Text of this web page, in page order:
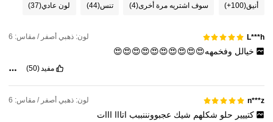
أنيق(100+) سوف اشتريه مرة أخرى(4) تنس(44) لون عادي(37)
L***h لون: ذهبي أصفر / مقاس: 6
خيالل وفخمهه😍😍😍😍😍😍😍😍😍😍
مفيد(50)
n***z لون: ذهبي أصفر / مقاس: 6
كتييير حلو شكلهم شيك عجبوونننببب اتااا ااات